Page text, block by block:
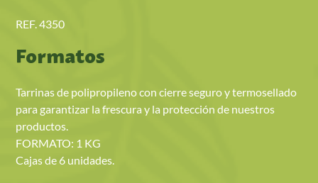
REF. 4350
Formatos
Tarrinas de polipropileno con cierre seguro y termosellado
para garantizar la frescura y la protección de nuestros
productos.
FORMATO: 1 KG
Cajas de 6 unidades.